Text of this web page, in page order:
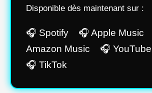
Disponible dès maintenant sur :
🎧 Spotify 🎧 Apple
Amazon Music 🎧
🎧 TikTok